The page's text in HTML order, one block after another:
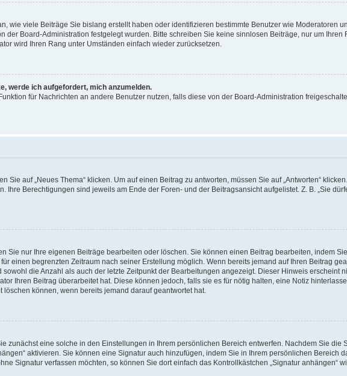
wie viele Beiträge Sie bislang erstellt haben oder identifizieren bestimmte Benutzer wie Moderatoren
der Board-Administration festgelegt wurden. Bitte schreiben Sie keine sinnlosen Beiträge, nur um
wird Ihren Rang unter Umständen einfach wieder zurücksetzen.
werde ich aufgefordert, mich anzumelden.
für Nachrichten an andere Benutzer nutzen, falls diese von der Board-Administration
Sie auf „Neues Thema“ klicken. Um auf einen Beitrag zu antworten, müssen Sie auf „Antworten“
Berechtigungen sind jeweils am Ende der Foren- und der Beitragsansicht aufgelistet. Z. B. „Sie
Sie nur Ihre eigenen Beiträge bearbeiten oder löschen. Sie können einen Beitrag bearbeiten, indem
einen begrenzten Zeitraum nach seiner Erstellung möglich. Wenn bereits jemand auf Ihren Beitrag
die Anzahl als auch der letzte Zeitpunkt der Bearbeitungen angezeigt. Dieser Hinweis erscheint
Ihren Beitrag überarbeitet hat. Diese können jedoch, falls sie es für nötig halten, eine Notiz
können, wenn bereits jemand darauf geantwortet hat.
zunächst eine solche in den Einstellungen in Ihrem persönlichen Bereich entwerfen. Nachdem Sie die
aktivieren. Sie können eine Signatur auch hinzufügen, indem Sie in Ihrem persönlichen Bereich
Signatur verfassen möchten, so können Sie dort einfach das Kontrollkästchen „Signatur anhängen“